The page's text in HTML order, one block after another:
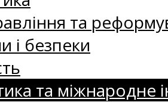
та
і безпеки
та міжнародне